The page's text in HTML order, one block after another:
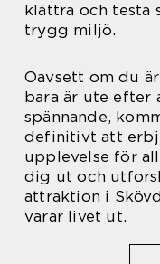
klättra och testa
trygg miljö.
Oavsett om du
bara är ute efter
spännande,
definitivt att
upplevelse för
dig ut och
attraktion i
varar livet ut.